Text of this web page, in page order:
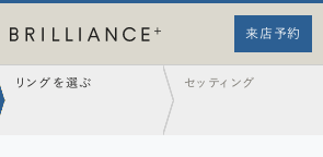
来店予約
リングを選ぶ セッティング